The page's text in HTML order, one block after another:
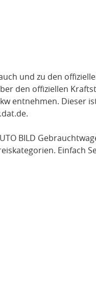
und zu den
den offiziellen
entnehmen. Dieser
.
BILD
Einfach